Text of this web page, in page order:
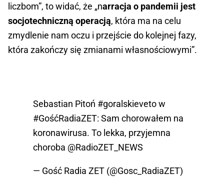
liczbom”, to widać, że „narracja o pandemii jest
socjotechniczną operacją, która ma na celu
zmydlenie nam oczu i przejście do kolejnej fazy,
która zakończy się zmianami własnościowymi”.
Sebastian Pitoń #goralskievetow
#GośćRadiaZET: Sam chorowałem na
koronawirusa. To lekka, przyjemna
choroba @RadioZET_NEWS
— Gość Radia ZET (@Gosc_RadiaZET)